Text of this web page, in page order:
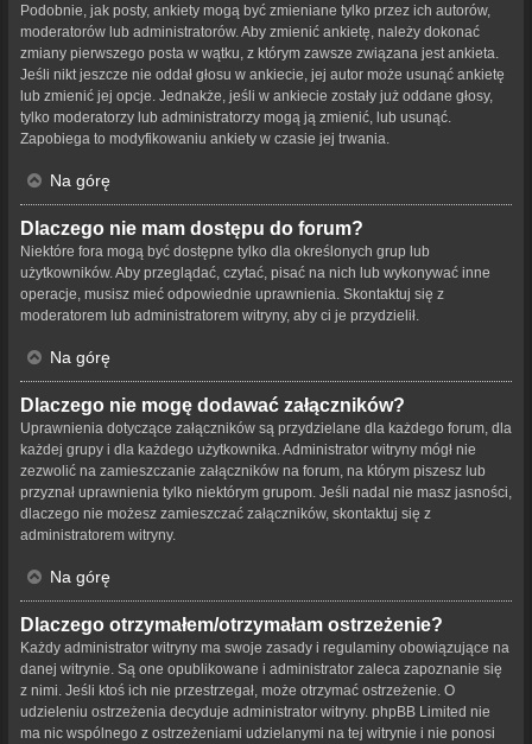
Podobnie, jak posty, ankiety mogą być zmieniane tylko przez ich autorów,
moderatorów lub administratorów. Aby zmienić ankietę, należy dokonać
zmiany pierwszego posta w wątku, z którym zawsze związana jest ankieta.
Jeśli nikt jeszcze nie oddał głosu w ankiecie, jej autor może usunąć ankietę
lub zmienić jej opcje. Jednakże, jeśli w ankiecie zostały już oddane głosy,
tylko moderatorzy lub administratorzy mogą ją zmienić, lub usunąć.
Zapobiega to modyfikowaniu ankiety w czasie jej trwania.
Na górę
Dlaczego nie mam dostępu do forum?
Niektóre fora mogą być dostępne tylko dla określonych grup lub
użytkowników. Aby przeglądać, czytać, pisać na nich lub wykonywać inne
operacje, musisz mieć odpowiednie uprawnienia. Skontaktuj się z
moderatorem lub administratorem witryny, aby ci je przydzielił.
Na górę
Dlaczego nie mogę dodawać załączników?
Uprawnienia dotyczące załączników są przydzielane dla każdego forum, dla
każdej grupy i dla każdego użytkownika. Administrator witryny mógł nie
zezwolić na zamieszczanie załączników na forum, na którym piszesz lub
przyznał uprawnienia tylko niektórym grupom. Jeśli nadal nie masz jasności,
dlaczego nie możesz zamieszczać załączników, skontaktuj się z
administratorem witryny.
Na górę
Dlaczego otrzymałem/otrzymałam ostrzeżenie?
Każdy administrator witryny ma swoje zasady i regulaminy obowiązujące na
danej witrynie. Są one opublikowane i administrator zaleca zapoznanie się
z nimi. Jeśli ktoś ich nie przestrzegał, może otrzymać ostrzeżenie. O
udzieleniu ostrzeżenia decyduje administrator witryny. phpBB Limited nie
ma nic wspólnego z ostrzeżeniami udzielanymi na tej witrynie i nie ponosi